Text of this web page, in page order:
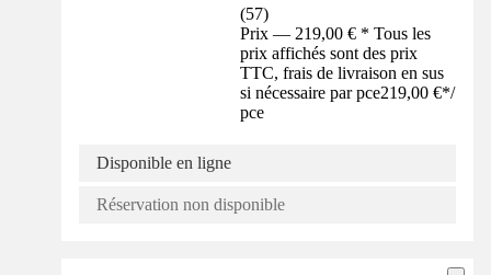
(57)
Prix — 219,00 € * Tous les
prix affichés sont des prix
TTC, frais de livraison en sus
si nécessaire par pce219,00 €*/
pce
Disponible en ligne
Réservation non disponible